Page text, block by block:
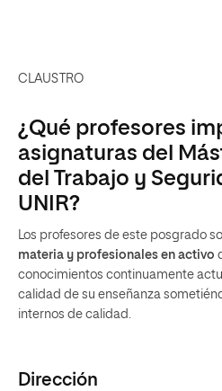
CLAUSTRO
¿Qué profesores
asignaturas del
del Trabajo y
UNIR?
Los profesores de este posgrado
materia y profesionales en activo
conocimientos continuamente
calidad de su enseñanza
internos de calidad.
Dirección